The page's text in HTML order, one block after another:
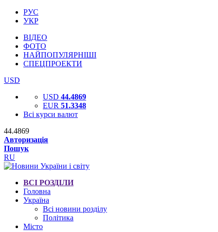
РУС
УКР
ВІДЕО
ФОТО
НАЙПОПУЛЯРНІШІ
СПЕЦПРОЕКТИ
USD
USD 44.4869
EUR 51.3348
Всі курси валют
44.4869
Авторизація
Пошук
RU
ВСІ РОЗДІЛИ
Головна
Україна
Всі новини розділу
Політика
Місто